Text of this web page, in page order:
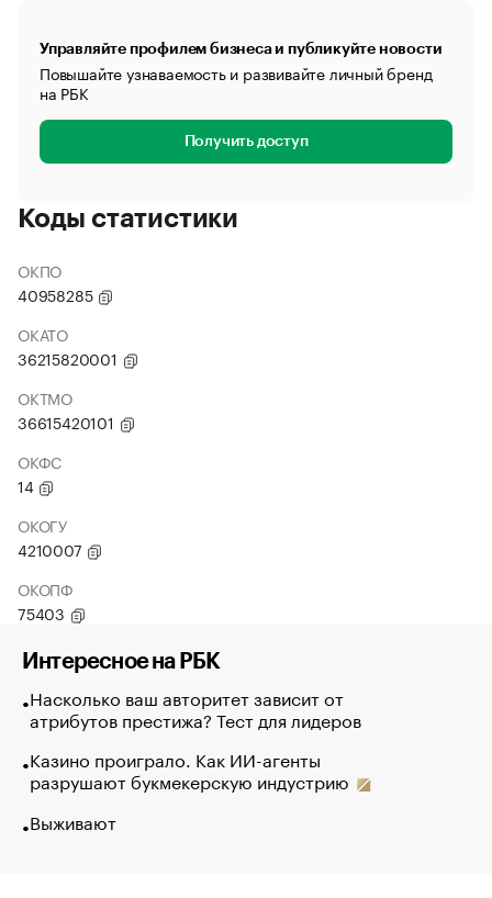
Управляйте профилем бизнеса и публикуйте новости
Повышайте узнаваемость и развивайте личный бренд
на РБК
Получить доступ
Коды статистики
ОКПО
40958285
ОКАТО
36215820001
ОКТМО
36615420101
ОКФС
14
ОКОГУ
4210007
ОКОПФ
75403
Интересное на РБК
Насколько ваш авторитет зависит от
атрибутов престижа? Тест для лидеров
Казино проиграло. Как ИИ-агенты
разрушают букмекерскую индустрию
Выживают